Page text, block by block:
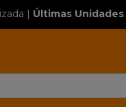
| Últimas